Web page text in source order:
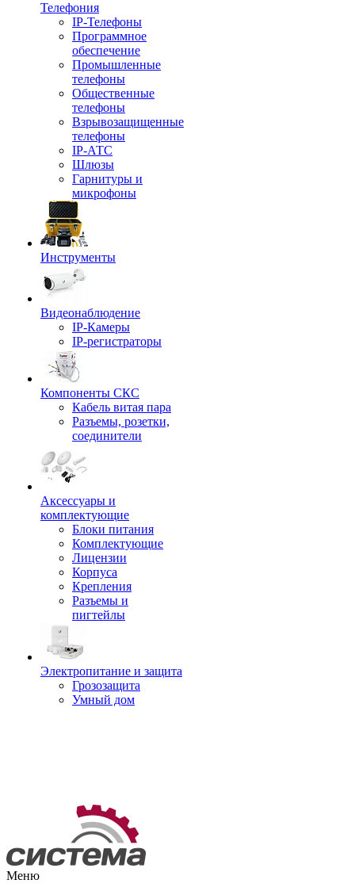
Телефония
IP-Телефоны
Программное
обеспечение
Промышленные
телефоны
Общественные
телефоны
Взрывозащищенные
телефоны
IP-АТС
Шлюзы
Гарнитуры и
микрофоны
Инструменты
Видеонаблюдение
IP-Камеры
IP-регистраторы
Компоненты СКС
Кабель витая пара
Разъемы, розетки,
соединители
Аксессуары и
комплектующие
Блоки питания
Комплектующие
Лицензии
Корпуса
Крепления
Разъемы и
пигтейлы
Электропитание и защита
Грозозащита
Умный дом
Меню